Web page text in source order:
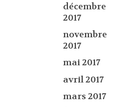
décembre
2017
novembre
2017
mai 2017
avril 2017
mars 2017